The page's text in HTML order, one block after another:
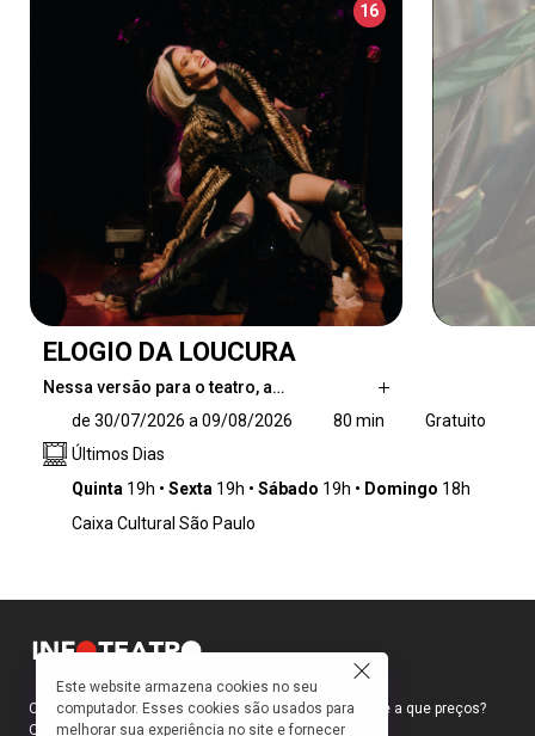
16
ELOGIO DA LOUCURA
Nessa versão para o teatro, a…
interpretada pela atriz Leona Cavalli, se
apresenta como personagem, mantendo a
ótica, o sarcasmo e a sagacidade do conteúdo
de 30/07/2026 a 09/08/2026 80 min
Gratuito
Últimos Dias
Quinta 19h Sexta 19h Sábado 19h Domingo 18h
Caixa Cultural São Paulo
Como faço para ir ao teatro? Onde compro ingressos e a que preços?
Quais peças estão em cartaz?
Este website armazena cookies no seu
computador. Esses cookies são usados para
melhorar sua experiência no site e fornecer